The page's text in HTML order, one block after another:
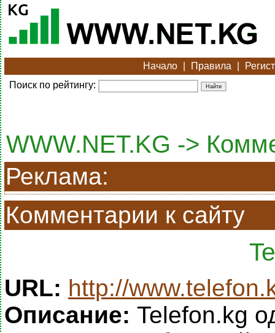
Начало Правила
Поиск по рейтингу:
WWW.NET.KG ->
Реклама:
Комментарии к сайту
URL: http://
Описание: Telefon.kg